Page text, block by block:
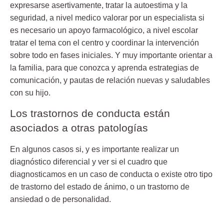
expresarse asertivamente, tratar la autoestima y la
seguridad, a nivel medico valorar por un especialista si
es necesario un apoyo farmacológico, a nivel escolar
tratar el tema con el centro y coordinar la intervención
sobre todo en fases iniciales. Y muy importante orientar a
la familia, para que conozca y aprenda estrategias de
comunicación, y pautas de relación nuevas y saludables
con su hijo.
Los trastornos de conducta están
asociados a otras patologías
En algunos casos si, y es importante realizar un
diagnóstico diferencial y ver si el cuadro que
diagnosticamos en un caso de conducta o existe otro tipo
de trastorno del estado de ánimo, o un trastorno de
ansiedad o de personalidad.